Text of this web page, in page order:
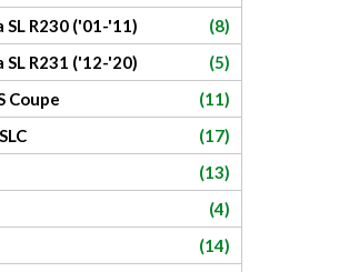
SL R230 ('01-'11)
(8)
SL R231 ('12-'20)
(5)
Coupe
(11)
(17)
(13)
(4)
(14)